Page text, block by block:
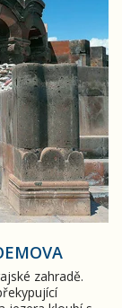
zahradě.